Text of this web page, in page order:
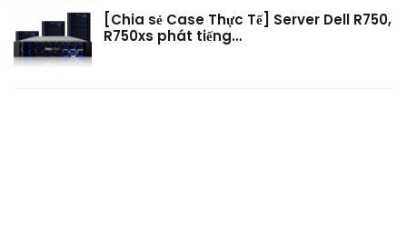
[Chia sẻ Case Thực Tế] Server Dell R750,
R750xs phát tiếng…